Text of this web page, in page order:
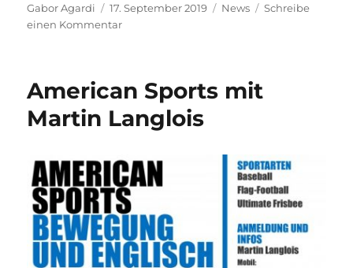
Autor
Gabor Agardi
Veröffentlicht
am
17. September 2019 Kategorien
News
Schreibe
einen Kommentarzu
Baseballer
bleiben
im
American Sports mit
Martin Langlois